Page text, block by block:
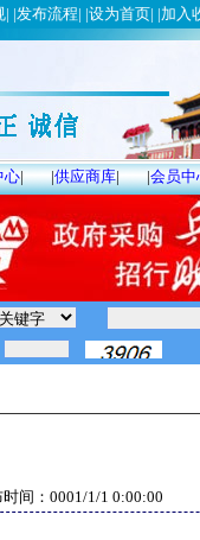
| |发布流程| |设为首页| |加入
心| |供应商库| |会员中
间： 0001/1/1 0:00:00